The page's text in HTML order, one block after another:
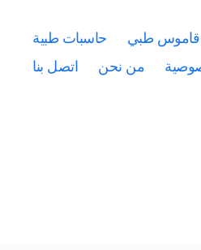
قاموس طبي
حاسبات طبية
من نحن اتصل بنا